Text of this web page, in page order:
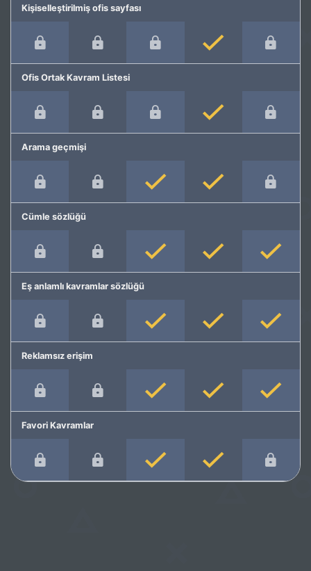
Kişiselleştirilmiş ofis sayfası
Ofis Ortak Kavram Listesi
Arama geçmişi
Cümle sözlüğü
Eş anlamlı kavramlar sözlüğü
Reklamsız erişim
Favori Kavramlar